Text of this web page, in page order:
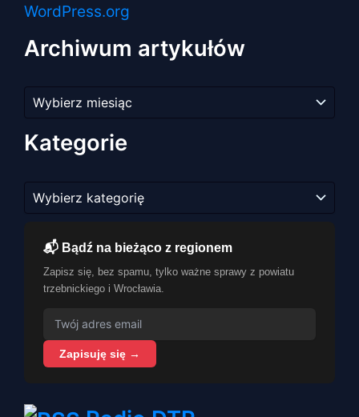
WordPress.org
Archiwum artykułów
artykułów
Kategorie
📬 Bądź na bieżąco z regionem
Zapisz się, bez spamu, tylko ważne sprawy z powiatu
trzebnickiego i Wrocławia.
Zapisuję się →